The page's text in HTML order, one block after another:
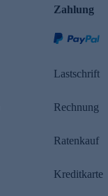
Zahlung
Lastschrift
Rechnung
Ratenkauf
Kreditkarte